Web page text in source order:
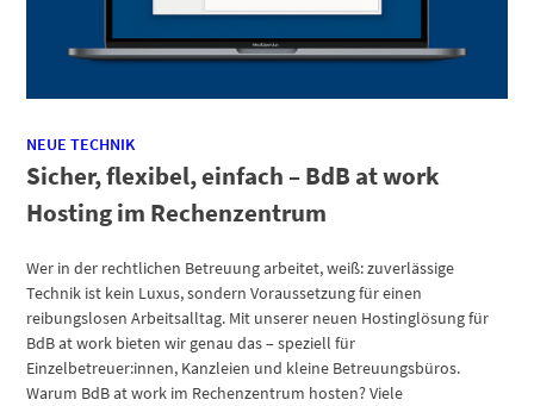
NEUE TECHNIK
Sicher, flexibel, einfach – BdB at work
Hosting im Rechenzentrum
Wer in der rechtlichen Betreuung arbeitet, weiß: zuverlässige
Technik ist kein Luxus, sondern Voraussetzung für einen
reibungslosen Arbeitsalltag. Mit unserer neuen Hostinglösung für
BdB at work bieten wir genau das – speziell für
Einzelbetreuer:innen, Kanzleien und kleine Betreuungsbüros.
Warum BdB at work im Rechenzentrum hosten? Viele